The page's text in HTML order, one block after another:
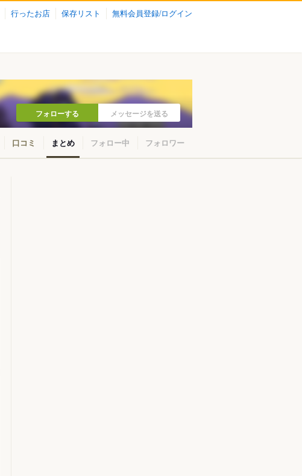
行ったお店 保存リスト 無料会員登録/ログイン
フォローする メッセージを送る
口コミ まとめ フォロー中 フォロワー